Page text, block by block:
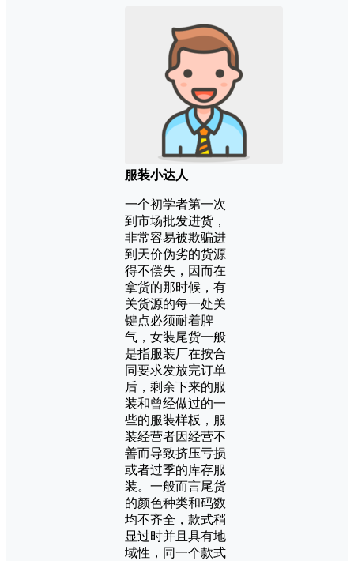
服装小达人
一个初学者第一次
到市场批发进货，
非常容易被欺骗进
到天价伪劣的货源
得不偿失，因而在
拿货的那时候，有
关货源的每一处关
键点必须耐着脾
气，女装尾货一般
是指服装厂在按合
同要求发放完订单
后，剩余下来的服
装和曾经做过的一
些的服装样板，服
装经营者因经营不
善而导致挤压亏损
或者过季的库存服
装。一般而言尾货
的颜色种类和码数
均不齐全，款式稍
显过时并且具有地
域性，同一个款式